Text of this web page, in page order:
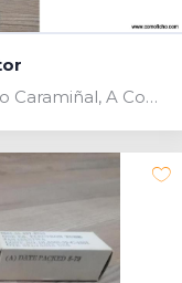
A Coruña, Spain